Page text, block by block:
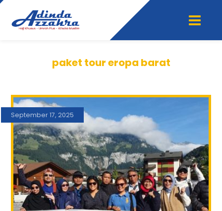
paket tour eropa barat
September 17, 2025